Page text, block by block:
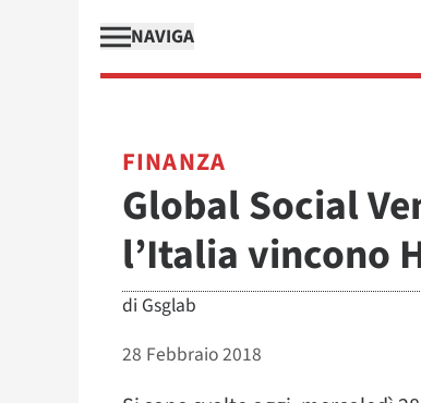
NAVIGA
FINANZA
Global Social
l’Italia vincono
di Gsglab
28 Febbraio 2018